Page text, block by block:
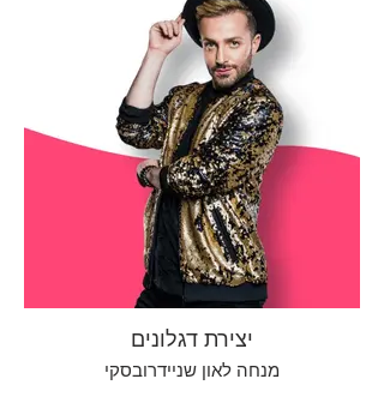
יצירת דגלונים
מנחה לאון שניידרובסקי